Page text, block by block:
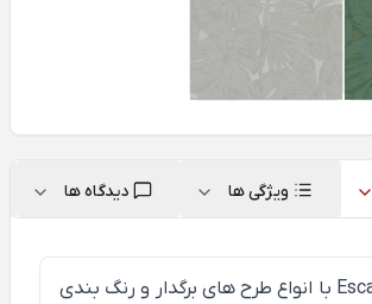
ویژگی ها دیدگاه ها
با انواع طرح های برگدار و رنگ بندی